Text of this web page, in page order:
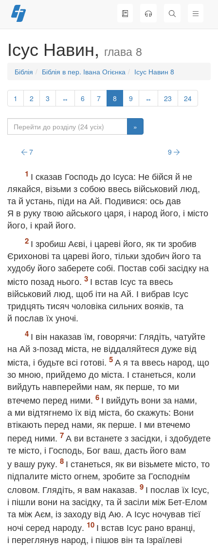
Перейти
до
Ісус Навин, глава 8
Біблія Біблія в пер. Івана Огієнка Ісус Навин 8
1 2 3 ↔ 6 7 8 9 ↔ 23 24
»
7 9
І сказав Господь до Ісуса: Не бійся й не
лякайся, візьми з собою ввесь військовий люд,
та й устань, піди на Ай. Подивися: ось дав
Я в руку твою айського царя, і народ його, і місто
його, і край його.
І зробиш Аєві, і цареві його, як ти зробив
Єрихонові та цареві його, тільки здобич його та
худобу його заберете собі. Постав собі засідку на
місто позад нього.
І встав Ісус та ввесь
військовий люд, щоб іти на Ай. І вибрав Ісус
тридцять тисяч чоловіка сильних вояків, та
й послав їх уночі.
І він наказав їм, говорячи: Глядіть, чатуйте
на Ай з-позад міста, не віддаляйтеся дуже від
міста, і будьте всі готові.
А я та ввесь народ, що
зо мною, прийдемо до міста. І станеться, коли
вийдуть навперейми нам, як перше, то ми
втечемо перед ними.
І вийдуть вони за нами,
а ми відтягнемо їх від міста, бо скажуть: Вони
втікають перед нами, як перше. І ми втечемо
перед ними.
А ви встанете з засідки, і здобудете
те місто, і Господь, Бог ваш, дасть його вам
у вашу руку.
І станеться, як ви візьмете місто, то
підпалите місто огнем, зробите за Господнім
словом. Глядіть, я вам наказав.
І послав їх Ісус,
і пішли вони на засідку, та й засіли між Бет-Елом
та між Аєм, із заходу від Аю. А Ісус ночував тієї
ночі серед народу.
І встав Ісус рано вранці,
і переглянув народ, і пішов він та Ізраїлеві